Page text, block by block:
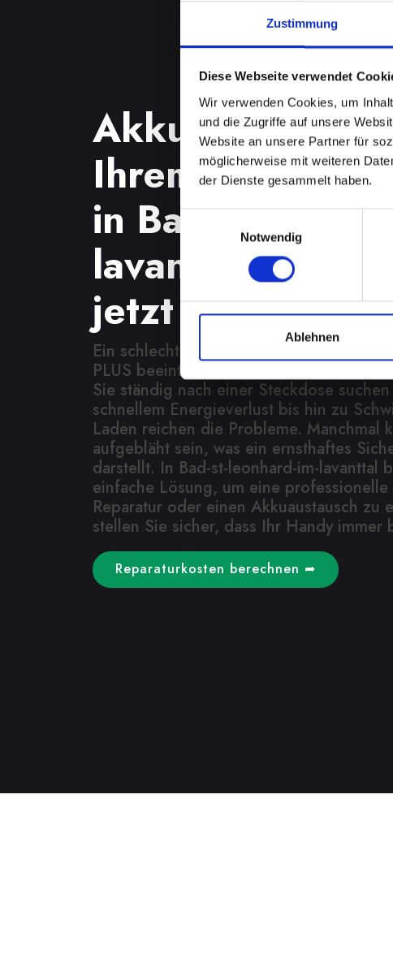
Zustimmung
Diese Webseite verwendet
Wir verwenden Cookies, um
und die Zugriffe auf unsere
Website an unsere Partner für
möglicherweise mit weiteren
der Dienste gesammelt haben.
Einwilligungsauswahl
Notwendig
Ablehnen
Akkuprobleme
Ihrem IPHONE-
in Bad-st-
lavanttal?
jetzt eine
Ein schlecht funktionierender Akku in
PLUS beeinträchtigt Ihre Mobilität und
Sie ständig nach einer Steckdose
schnellem Energieverlust bis hin zu
Laden reichen die Probleme. Manchmal
aufgebläht sein, was ein ernsthaftes
darstellt. In Bad-st-leonhard-im-lavanttal
einfache Lösung, um eine
Reparatur oder einen Akkuaustausch zu
stellen Sie sicher, dass Ihr Handy immer
Reparaturkosten berechnen ➦